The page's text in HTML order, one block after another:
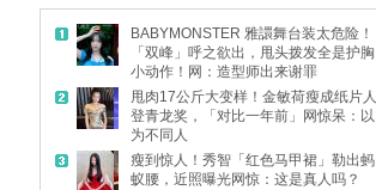
BABYMONSTER 雅譞舞台装太危险！
「双峰」呼之欲出，甩头拨发全是护胸
小动作！网：造型师出来谢罪
甩肉17公斤大变样！金敏荷瘦成纸片人
登青龙奖，「对比一年前」网惊呆：以
为不同人
瘦到惊人！秀智「红色马甲裙」勒出蚂
蚁腰，近照曝光网惊：这是真人吗？